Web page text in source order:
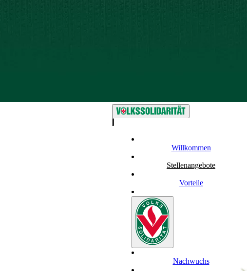
Willkommen
Stellenangebote
Vorteile
Nachwuchs